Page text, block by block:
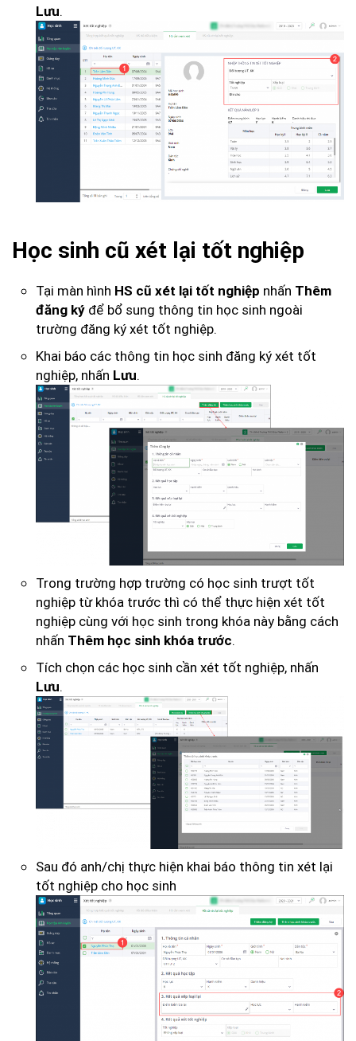
Lưu.
Học sinh cũ xét lại tốt nghiệp
Tại màn hình HS cũ xét lại tốt nghiệp nhấn Thêm
đăng ký để bổ sung thông tin học sinh ngoài
trường đăng ký xét tốt nghiệp.
Khai báo các thông tin học sinh đăng ký xét tốt
nghiệp, nhấn Lưu.
Trong trường hợp trường có học sinh trượt tốt
nghiệp từ khóa trước thì có thể thực hiện xét tốt
nghiệp cùng với học sinh trong khóa này bằng cách
nhấn Thêm học sinh khóa trước.
Tích chọn các học sinh cần xét tốt nghiệp, nhấn
Lưu.
Sau đó anh/chị thực hiện khai báo thông tin xét lại
tốt nghiệp cho học sinh